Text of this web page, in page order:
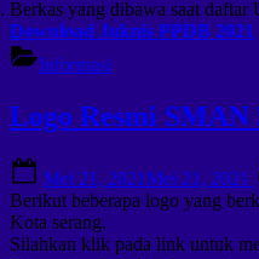
Berkas yang dibawa saat daftar
Download Juknis PPDB 2021
Informasi
Logo Resmi SMAN
on
Mei 21, 2021Mei 21, 2021
Berikut beberapa logo yang
Kota serang.
Silahkan klik pada link untuk